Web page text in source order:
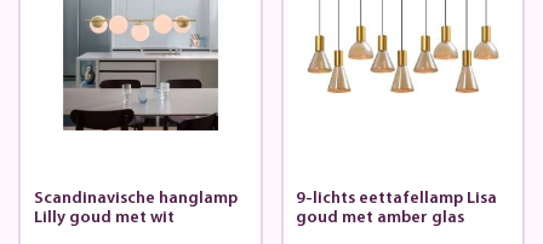
Scandinavische hanglamp
Lilly goud met wit
9-lichts eettafellamp Lisa
goud met amber glas